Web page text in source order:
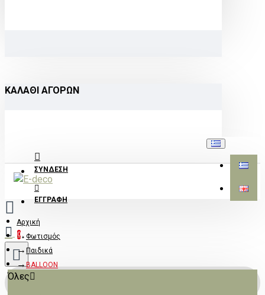
ΚΑΛΆΘΙ ΑΓΟΡΏΝ
ΣΎΝΔΕΣΗ
ΕΓΓΡΑΦΉ
0
Όλες
Αρχική
Φωτισμός
Παιδικά
BALLOON